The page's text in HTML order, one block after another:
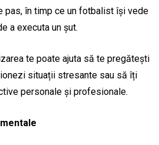
pas, în timp ce un fotbalist își vede
a executa un șut.
te poate ajuta să te pregătești
situații stresante sau să îți
personale și profesionale.